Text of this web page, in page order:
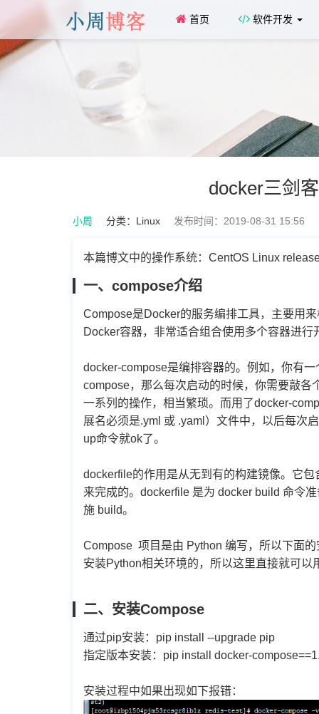
首页 软件开发
docker三剑
小周 分类： Linux 发布时间：2019-08-31 15:56
本篇博文中的操作系统：CentOS Linux
一、compose介绍
Compose是Docker的服务编排工具，主要用
Docker容器，非常适合组合使用多个容器进行
docker-compose是编排容器的。例如，你有
compose，那么每次启动的时候，你需要敲
一系列的操作，相当繁琐。而用了docker-
展名必须是.yml 或 .yaml）文件中，以后每次
up命令就ok了。
dockerfile的作用是从无到有的构建镜像。它
来完成的。dockerfile 是为 docker build 命令
施 build。
Compose 项目是由 Python 编写，所以下面
安装Python相关环境的，所以这里直接就可以
二、安装Compose
通过pip安装：pip install --upgrade pip
指定版本安装：pip install docker-
安装过程中如果出现如下报错：